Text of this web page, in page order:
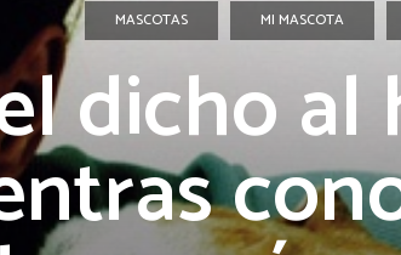
MASCOTAS MI MASCOTA
dicho al